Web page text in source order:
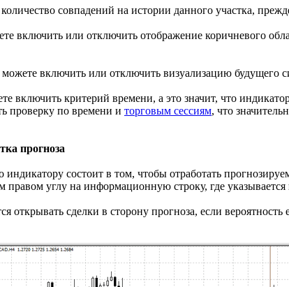
совпадений на истории данного участка,
включить или отключить отображение коричневого
включить или отключить визуализацию будущего
включить критерий времени, а это значит, что
проверку по времени и торговым сессиям, что
прогноза
состоит в том, чтобы отработать
правом углу на информационную строку, где указывается
открывать сделки в сторону прогноза, если